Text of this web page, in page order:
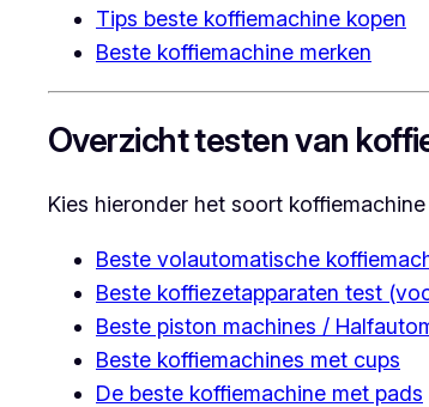
Tips beste koffiemachine kopen
Beste koffiemachine merken
Overzicht testen van
Kies hieronder het soort
Beste volautomatische
Beste koffiezetapparaten test
Beste piston machines /
Beste koffiemachines met cups
De beste koffiemachine met pads